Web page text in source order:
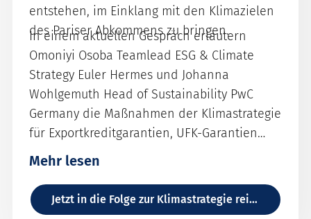
entstehen, im Einklang mit den Klimazielen
des Pariser Abkommens zu bringen.
In einem aktuellen Gespräch erläutern
Omoniyi Osoba Teamlead ESG & Climate
Strategy Euler Hermes und Johanna
Wohlgemuth Head of Sustainability PwC
Germany die Maßnahmen der Klimastrategie
für Exportkreditgarantien, UFK-Garantien
und Investitionsgarantien im Detail und wie
zu einer klimaneutralen Wirtschaft
unterstützen können.
Mehr lesen
Jetzt in die Folge zur Klimastrategie reinhören